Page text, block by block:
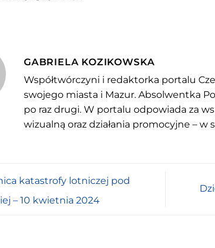
GABRIELA KOZIKOWSKA
Współtwórczyni i redaktorka portalu
swojego miasta i Mazur. Absolwentka
po raz drugi. W portalu odpowiada za
wizualną oraz działania promocyjne – w
katastrofy lotniczej pod
– 10 kwietnia 2024